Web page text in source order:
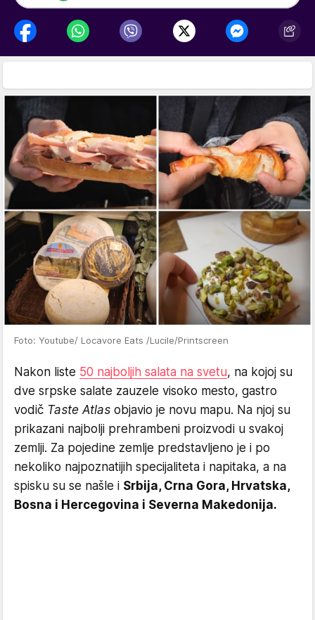
Foto: Youtube/ Locavore Eats /Lucile/Printscreen
Nakon liste 50 najboljih salata na svetu, na kojoj su
dve srpske salate zauzele visoko mesto, gastro
vodič Taste Atlas objavio je novu mapu. Na njoj su
prikazani najbolji prehrambeni proizvodi u svakoj
zemlji. Za pojedine zemlje predstavljeno je i po
nekoliko najpoznatijih specijaliteta i napitaka, a na
spisku su se našle i Srbija, Crna Gora, Hrvatska,
Bosna i Hercegovina i Severna Makedonija.